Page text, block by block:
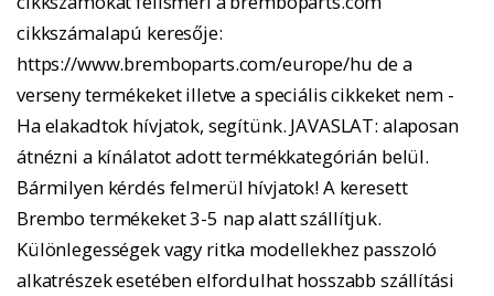
cikkszámalapú keresője:
https://www.bremboparts.com/europe/hu de a
verseny termékeket illetve a speciális cikkeket nem -
Ha elakadtok hívjatok, segítünk. JAVASLAT: alaposan
átnézni a kínálatot adott termékkategórián belül.
Bármilyen kérdés felmerül hívjatok! A keresett
Brembo termékeket 3-5 nap alatt szállítjuk.
Különlegességek vagy ritka modellekhez passzoló
alkatrészek esetében elfordulhat hosszabb szállítási